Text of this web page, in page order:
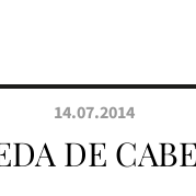
14.07.2014
DE